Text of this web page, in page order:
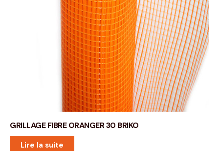
GRILLAGE FIBRE ORANGER 30 BRIKO
Lire la suite